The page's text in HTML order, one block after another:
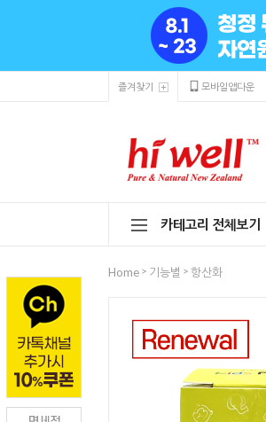
즐겨찾기 모바일앱다운
카테고리 전체보기
Home > 기능별 > 항산화